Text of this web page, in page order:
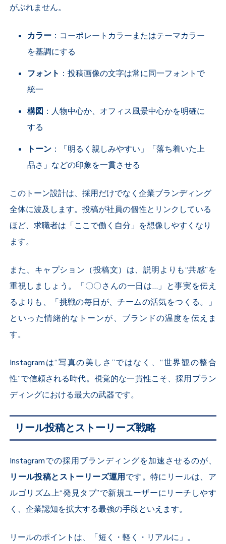
がぶれません。
カラー ：コーポレートカラーまたはテーマカラー
を基調にする
フォント ：投稿画像の文字は常に同一フォントで
統一
構図 ：人物中心か、オフィス風景中心かを明確に
する
トーン ：「明るく親しみやすい」「落ち着いた上
品さ」などの印象を一貫させる
このトーン設計は、採用だけでなく企業ブランディング
全体に波及します。投稿が社員の個性とリンクしている
ほど、求職者は「ここで働く自分」を想像しやすくなり
ます。
また、キャプション（投稿文）は、説明よりも“共感”を
重視しましょう。「〇〇さんの一日は…」と事実を伝え
るよりも、「挑戦の毎日が、チームの活気をつくる。」
といった情緒的なトーンが、ブランドの温度を伝えま
す。
Instagramは“写真の美しさ”ではなく、“世界観の整合
性”で信頼される時代。視覚的な一貫性こそ、採用ブラン
ディングにおける最大の武器です。
リール投稿とストーリーズ戦略
Instagramでの採用ブランディングを加速させるのが、
リール投稿とストーリーズ運用です。特にリールは、ア
ルゴリズム上“発見タブ”で新規ユーザーにリーチしやす
く、企業認知を拡大する最強の手段といえます。
リールのポイントは、「短く・軽く・リアルに」。